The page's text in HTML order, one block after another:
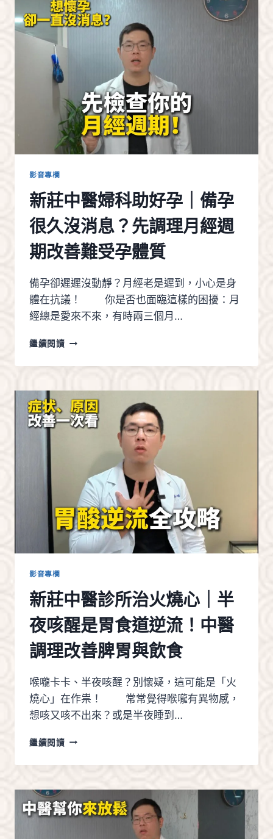
身
體
能
亂
喝
嗎？
密
青
春
期
長
高
體
質
調
影音專欄
新莊中醫婦科助好孕｜備孕
很久沒消息？先調理月經週
期改善難受孕體質
備孕卻遲遲沒動靜？月經老是遲到，小心是身
體在抗議！ 你是否也面臨這樣的困擾：月
經總是愛來不來，有時兩三個月…
繼續閱讀新
中
婦
科
助
好
久
沒
消
息？
月
經
週
期
改
善
受
孕
體
影音專欄
新莊中醫診所治火燒心｜半
夜咳醒是胃食道逆流！中醫
調理改善脾胃與飲食
喉嚨卡卡、半夜咳醒？別懷疑，這可能是「火
燒心」在作祟！ 常常覺得喉嚨有異物感，
想咳又咳不出來？或是半夜睡到…
繼續閱讀新
中
診
所
治